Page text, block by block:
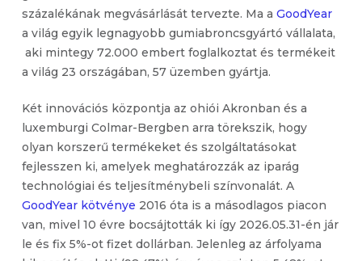
százalékának megvásárlását tervezte. Ma a GoodYear
a világ egyik legnagyobb gumiabroncsgyártó vállalata,
aki mintegy 72.000 embert foglalkoztat és termékeit
a világ 23 országában, 57 üzemben gyártja.
Két innovációs központja az ohiói Akronban és a
luxemburgi Colmar-Bergben arra törekszik, hogy
olyan korszerű termékeket és szolgáltatásokat
fejlesszen ki, amelyek meghatározzák az iparág
technológiai és teljesítménybeli színvonalát. A
GoodYear kötvénye 2016 óta is a másodlagos piacon
van, mivel 10 évre bocsájtották ki így 2026.05.31-én jár
le és fix 5%-ot fizet dollárban. Jelenleg az árfolyama